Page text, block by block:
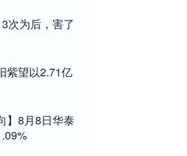
次为后，害了
紫望以2.71亿
】8月8日华泰